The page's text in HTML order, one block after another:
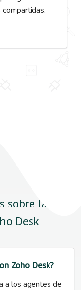
sobre la
Desk
Zoho Desk?
a los agentes de